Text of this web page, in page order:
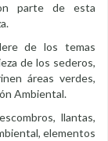
parte de esta
de los temas
de los sederos,
áreas verdes,
Ambiental.
llantas,
elementos